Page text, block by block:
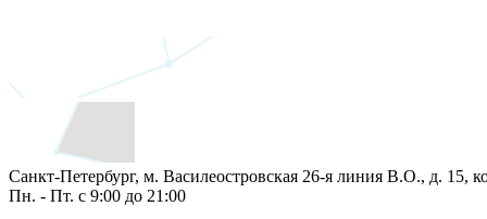
Санкт-Петербург, м. Василеостровская 26‑я линия В.О., д. 15,
Пн. - Пт. с 9:00 до 21:00